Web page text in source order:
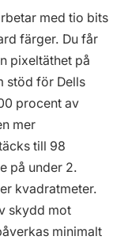
med tio bits
färger. Du får
pixeltäthet på
stöd för Dells
procent av
mer
till 98
på under 2.
kvadratmeter.
skydd mot
minimalt